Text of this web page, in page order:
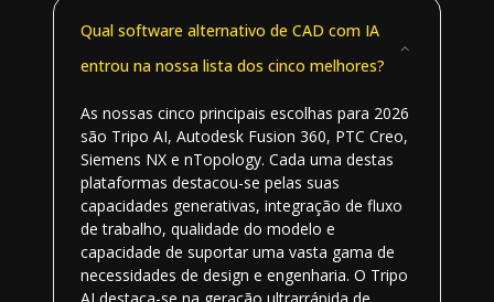
Qual software alternativo de CAD com IA
entrou na nossa lista dos cinco melhores?
As nossas cinco principais escolhas para 2026
são Tripo AI, Autodesk Fusion 360, PTC Creo,
Siemens NX e nTopology. Cada uma destas
plataformas destacou-se pelas suas
capacidades generativas, integração de fluxo
de trabalho, qualidade do modelo e
capacidade de suportar uma vasta gama de
necessidades de design e engenharia. O Tripo
AI destaca-se na geração ultrarrápida de